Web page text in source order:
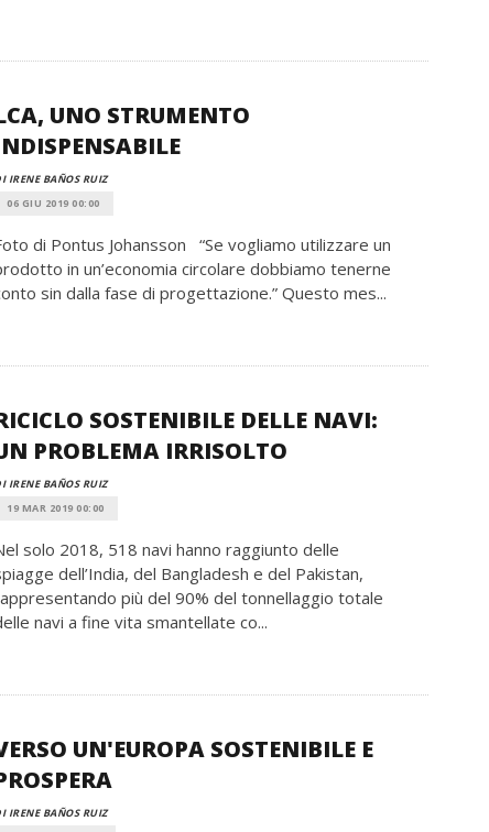
UNO STRUMENTO
IRENE BAÑOS RUIZ
06 GIU 2019 00:00
di Pontus Johansson “Se vogliamo utilizzare un
in un’economia circolare dobbiamo tenerne
sin dalla fase di progettazione.” Questo mes...
SOSTENIBILE DELLE NAVI:
PROBLEMA IRRISOLTO
IRENE BAÑOS RUIZ
19 MAR 2019 00:00
solo 2018, 518 navi hanno raggiunto delle
dell’India, del Bangladesh e del Pakistan,
più del 90% del tonnellaggio totale
navi a fine vita smantellate co...
UN'EUROPA SOSTENIBILE E
IRENE BAÑOS RUIZ